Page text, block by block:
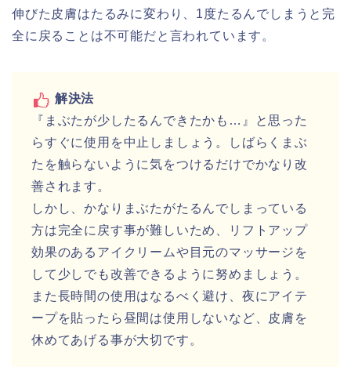
伸びた皮膚はたるみに変わり、1度たるんでしまうと完
全に戻ることは不可能だと言われています。
解決法
『まぶたが少したるんできたかも…』と思った
らすぐに使用を中止しましょう。しばらくまぶ
たを触らないように気をつけるだけでかなり改
善されます。
しかし、かなりまぶたがたるんでしまっている
方は完全に戻す事が難しいため、リフトアップ
効果のあるアイクリームや目元のマッサージを
して少しでも改善できるように努めましょう。
また長時間の使用はなるべく避け、夜にアイテ
ープを貼ったら昼間は使用しないなど、皮膚を
休めてあげる事が大切です。